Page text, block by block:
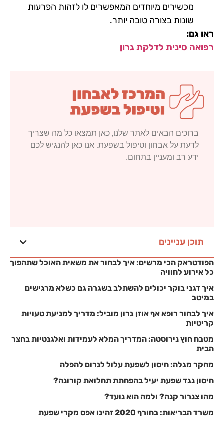
מכשירים מיוחדים המאפשרים לו לזהות הפרעות
שונות בצורה טובה יותר.
ראו גם:
רפואה סינית לדלקת גרון
ברוכים הבאים לאתר שלנו, כאן תמצאו כל מה שצריך
לדעת על אבחון וטיפול בשפעת. אנו כאן להנגיש לכם
ידע רב ומעניין בתחום.
תוכן עניינים
הפודטראק הכי מרשים: איך לבחור את משאית האוכל שתהפוך
כל אירוע לחוויה
איך דגני בוקר יכולים להשתלב בשגרה גם כשלא מרגישים
במיטב
איך לבחור רופא אף אוזן גרון מוביל: מדריך למניעת טעויות
קריטיות
מטבח חוץ נירוסטה: המדריך המלא לעמידות ואלגנטיות בחצר
הבית
מחקר מגלה: חיסון לשפעת עלול לגרום להפלה
חיסון נגד שפעת יעיל בהפחתת תחלואת קורונה?
מהו צנרור קנה? ולמה הוא נועד?
משרד הבריאות: בחורף 2020 זהינו אפס מקרי שפעת